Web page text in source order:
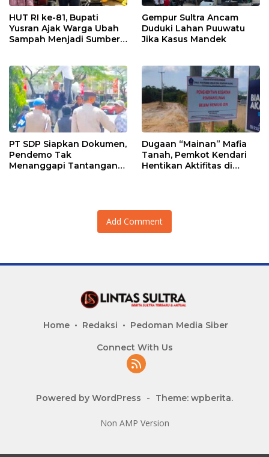
HUT RI ke-81, Bupati
Yusran Ajak Warga Ubah
Sampah Menjadi Sumber
Gempur Sultra Ancam
Duduki Lahan Puuwatu
Jika Kasus Mandek
PT SDP Siapkan Dokumen,
Pendemo Tak
Menanggapi Tantangan
Dugaan “Mainan” Mafia
Tanah, Pemkot Kendari
Hentikan Aktifitas di
Add Comment
Home Redaksi Pedoman Media Siber
Connect With Us
Powered by WordPress - Theme: wpberita.
Non AMP Version